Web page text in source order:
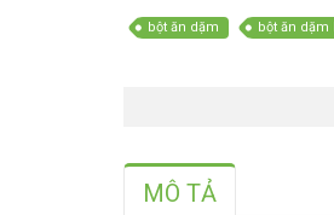
bột ăn dặm bột ăn dặm
MÔ TẢ